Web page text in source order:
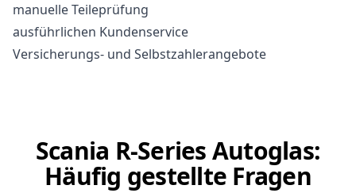
manuelle Teileprüfung
ausführlichen Kundenservice
Versicherungs- und Selbstzahlerangebote
Scania R-Series Autoglas:
Häufig gestellte Fragen